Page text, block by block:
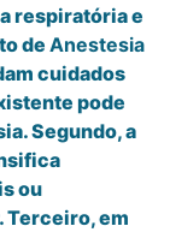
respiratória e
de Anestesia
cuidados
pode
Segundo, a
ou
Terceiro, em